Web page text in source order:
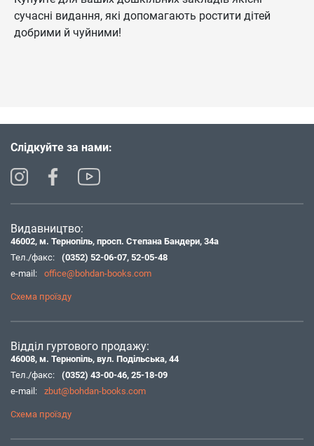
сучасні видання, які допомагають ростити дітей
добрими й чуйними!
Слідкуйте за нами:
Видавництво:
46002, м. Тернопіль, просп. Степана Бандери, 34а
Тел./факс:
(0352) 52-06-07, 52-05-48
e-mail:
office@bohdan-books.com
Схема проїзду
Відділ гуртового продажу:
46008, м. Тернопіль, вул. Подільська, 44
Тел./факс:
(0352) 43-00-46, 25-18-09
e-mail:
zbut@bohdan-books.com
Схема проїзду